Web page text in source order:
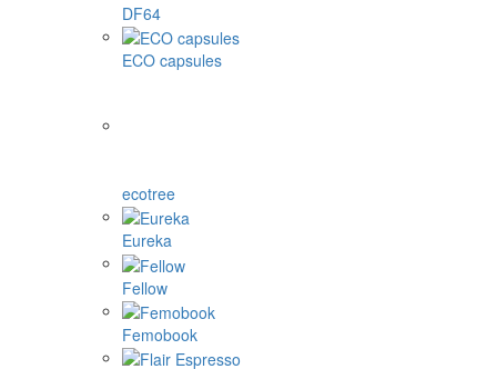
DF64
ECO capsules
ecotree
Eureka
Fellow
Femobook